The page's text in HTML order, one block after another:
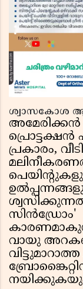
ശ്വാസകോശ
പ്രകാരം,
വായു